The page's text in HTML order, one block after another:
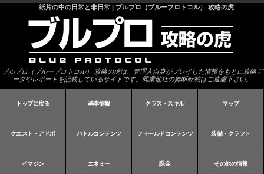
紙片の中の日常と非日常 | ブルプロ（ブループロトコル） 攻略の虎
ブルプロ（ブループロトコル） 攻略の虎は、管理人自身がプレイした情報をもとに攻略デ
ータやレポートを記載しているサイトです。同業他社の無断転載はご遠慮下さい。
トップに戻る 基本情報 クラス・スキル マップ
クエスト・アドボ バトルコンテンツ フィールドコンテンツ 装備・クラフト
イマジン エネミー 課金 その他の情報